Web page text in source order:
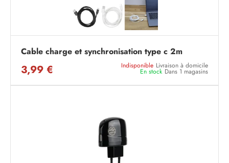
Cable charge et synchronisation type c 2m
3,99 € Indisponible Livraison à domicile
En stock Dans 1 magasins